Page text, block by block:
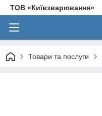
ТОВ «Київзварювання»
Товари та послуги